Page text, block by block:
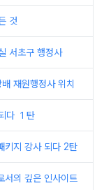
것
서초구 행정사
재원행정사 위치
다 １탄
키지 강사 되다 2탄
서의 깊은 인사이트